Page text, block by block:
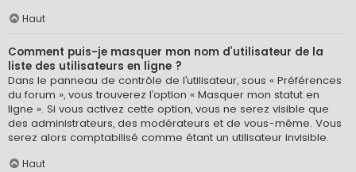
Haut
Comment puis-je masquer mon nom d’utilisateur de la
liste des utilisateurs en ligne ?
Dans le panneau de contrôle de l’utilisateur, sous « Préférences
du forum », vous trouverez l’option « Masquer mon statut en
ligne ». Si vous activez cette option, vous ne serez visible que
des administrateurs, des modérateurs et de vous-même. Vous
serez alors comptabilisé comme étant un utilisateur invisible.
Haut